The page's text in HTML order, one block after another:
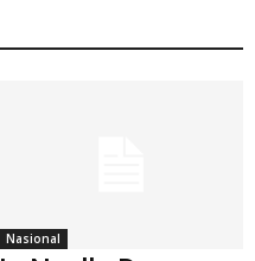
Nasional